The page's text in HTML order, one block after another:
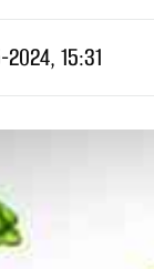
15:31